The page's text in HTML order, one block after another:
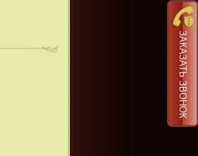
ЗАКАЗАТЬ ЗВОНОК